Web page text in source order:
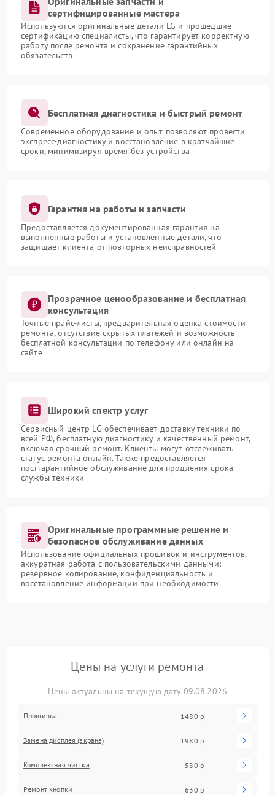
сертифицированные мастера
Используются оригинальные детали LG и прошедшие
сертификацию специалисты, что гарантирует корректную
работу после ремонта и сохранение гарантийных
обязательств
Бесплатная диагностика и быстрый ремонт
Современное оборудование и опыт позволяют провести
экспресс-диагностику и восстановление в кратчайшие
сроки, минимизируя время без устройства
Гарантия на работы и запчасти
Предоставляется документированная гарантия на
выполненные работы и установленные детали, что
защищает клиента от повторных неисправностей
Прозрачное ценообразование и бесплатная
консультация
Точные прайс-листы, предварительная оценка стоимости
ремонта, отсутствие скрытых платежей и возможность
бесплатной консультации по телефону или онлайн на
сайте
Широкий спектр услуг
Сервисный центр LG обеспечивает доставку техники по
всей РФ, бесплатную диагностику и качественный ремонт,
включая срочный ремонт. Клиенты могут отслеживать
статус ремонта онлайн. Также предоставляется
постгарантийное обслуживание для продления срока
службы техники
Оригинальные программные решение и
безопасное обслуживание данных
Использование официальных прошивок и инструментов,
аккуратная работа с пользовательскими данными:
резервное копирование, конфиденциальность и
восстановление информации при необходимости
Цены на услуги ремонта
Цены актуальны на текущую дату 09.08.2026
Прошивка 1480 р
Замена дисплея (экрана) 1980 р
Комплексная чистка 580 р
Ремонт кнопки 630 р